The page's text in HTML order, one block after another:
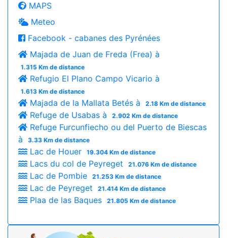
MAPS
Meteo
Facebook - cabanes des Pyrénées
Majada de Juan de Freda (Frea) à
1.315 Km de distance
Refugio El Plano Campo Vicario à
1.613 Km de distance
Majada de la Mallata Betés à 2.18 Km de distance
Refuge de Usabas à 2.902 Km de distance
Refuge Furcunfiecho ou del Puerto de Biescas
à
3.33 Km de distance
Lac de Houer 19.304 Km de distance
Lacs du col de Peyreget 21.076 Km de distance
Lac de Pombie 21.253 Km de distance
Lac de Peyreget 21.414 Km de distance
Plaa de las Baques 21.805 Km de distance